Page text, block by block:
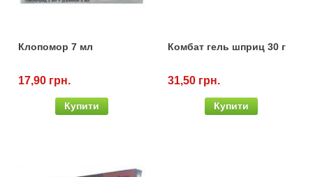
Клопомор 7 мл
17,90 грн.
Купити
Комбат гель шприц 30 г
31,50 грн.
Купити